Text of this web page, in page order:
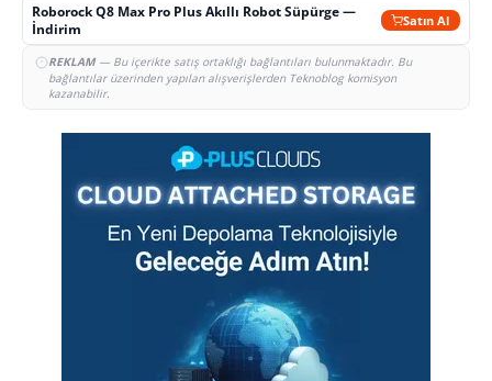
Roborock Q8 Max Pro Plus Akıllı Robot Süpürge —
İndirim
Satın Al
REKLAM— Bu içerikte satış ortaklığı bağlantıları bulunmaktadır. Bu
bağlantılar üzerinden yapılan alışverişlerden Teknoblog komisyon
kazanabilir.